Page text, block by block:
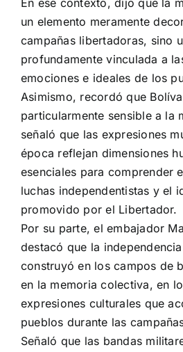
En ese contexto, dijo que la
un elemento meramente
campañas libertadoras, sino
profundamente vinculada a
emociones e ideales de los
Asimismo, recordó que
particularmente sensible a la
señaló que las expresiones
época reflejan dimensiones
esenciales para comprender
luchas independentistas y el
promovido por el Libertador.
Por su parte, el embajador
destacó que la
construyó en los campos de
en la memoria colectiva, en
expresiones culturales que
pueblos durante las
Señaló que las bandas